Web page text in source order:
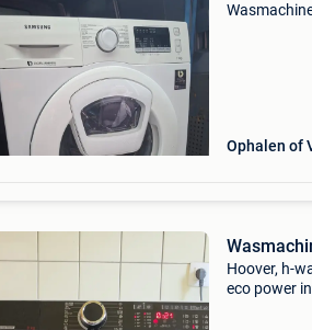
Ophalen of
Hoover, h-
eco power